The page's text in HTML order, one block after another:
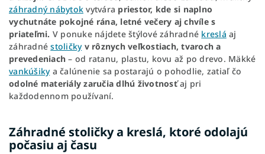
záhradný nábytok vytvára priestor, kde si naplno
vychutnáte pokojné rána, letné večery aj chvíle s
priateľmi. V ponuke nájdete štýlové záhradné kreslá aj
záhradnéstoličky v rôznych veľkostiach, tvaroch a
prevedeniach – od ratanu, plastu, kovu až po drevo. Mäkké
vankúšikya čalúnenie sa postarajú o pohodlie, zatiaľ čo
odolné materiály zaručia dlhú životnosťaj pri
každodennom používaní.
Záhradné stoličky a kreslá, ktoré odolajú
počasiu aj času